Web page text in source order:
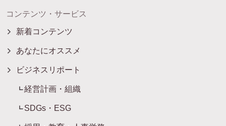
コンテンツ・サービス
新着コンテンツ
あなたにオススメ
ビジネスリポート
経営計画・組織
SDGs・ESG